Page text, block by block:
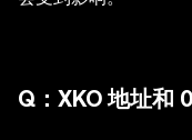
Q：XKO 地址和